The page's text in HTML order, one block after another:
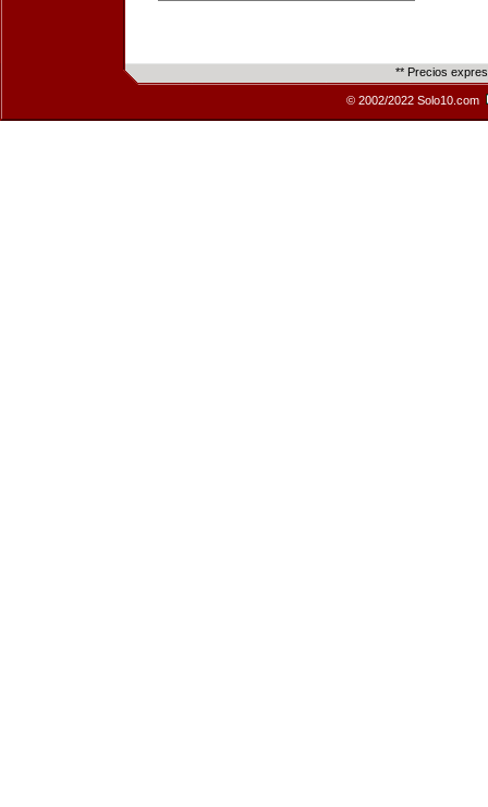
** Precios
© 2002/2022 Solo10.com